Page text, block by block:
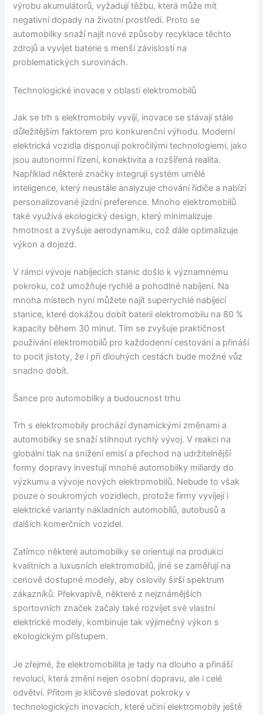
výrobu akumulátorů, vyžadují těžbu, která může mít
negativní dopady na životní prostředí. Proto se
automobilky snaží najít nové způsoby recyklace těchto
zdrojů a vyvíjet baterie s menší závislostí na
problematických surovinách.
Technologické inovace v oblasti elektromobilů
Jak se trh s elektromobily vyvíjí, inovace se stávají stále
důležitějším faktorem pro konkurenční výhodu. Moderní
elektrická vozidla disponují pokročilými technologiemi, jako
jsou autonomní řízení, konektivita a rozšířená realita.
Například některé značky integrují systém umělé
inteligence, který neustále analyzuje chování řidiče a nabízí
personalizované jízdní preference. Mnoho elektromobilů
také využívá ekologický design, který minimalizuje
hmotnost a zvyšuje aerodynamiku, což dále optimalizuje
výkon a dojezd.
V rámci vývoje nabíjecích stanic došlo k významnému
pokroku, což umožňuje rychlé a pohodlné nabíjení. Na
mnoha místech nyní můžete najít superrychlé nabíjecí
stanice, které dokážou dobít baterii elektromobilu na 80 %
kapacity během 30 minut. Tím se zvyšuje praktičnost
používání elektromobilů pro každodenní cestování a přináší
to pocit jistoty, že i při dlouhých cestách bude možné vůz
snadno dobít.
Šance pro automobilky a budoucnost trhu
Trh s elektromobily prochází dynamickými změnami a
automobilky se snaží stihnout rychlý vývoj. V reakci na
globální tlak na snížení emisí a přechod na udržitelnější
formy dopravy investují mnohé automobilky miliardy do
výzkumu a vývoje nových elektromobilů. Nebude to však
pouze o soukromých vozidlech, protože firmy vyvíjejí i
elektrické varianty nákladních automobilů, autobusů a
dalších komerčních vozidel.
Zatímco některé automobilky se orientují na produkci
kvalitních a luxusních elektromobilů, jiné se zaměřují na
cenově dostupné modely, aby oslovily širší spektrum
zákazníků. Překvapivě, některé z nejznámějších
sportovních značek začaly také rozvíjet své vlastní
elektrické modely, kombinuje tak výjimečný výkon s
ekologickým přístupem.
Je zřejmé, že elektromobilita je tady na dlouho a přináší
revoluci, která změní nejen osobní dopravu, ale i celé
odvětví. Přitom je klíčové sledovat pokroky v
technologických inovacích, které učiní elektromobily ještě